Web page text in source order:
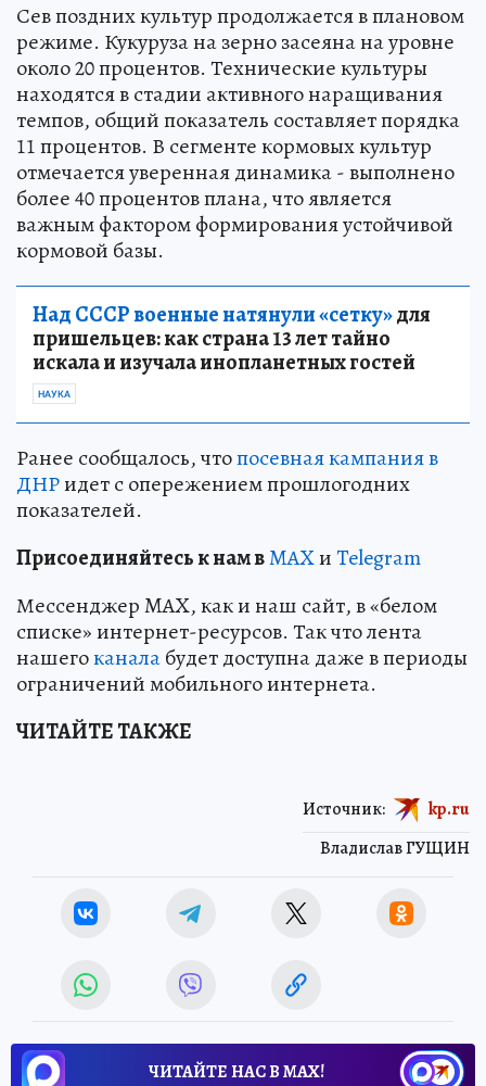
Сев поздних культур продолжается в плановом
режиме. Кукуруза на зерно засеяна на уровне
около 20 процентов. Технические культуры
находятся в стадии активного наращивания
темпов, общий показатель составляет порядка
11 процентов. В сегменте кормовых культур
отмечается уверенная динамика - выполнено
более 40 процентов плана, что является
важным фактором формирования устойчивой
кормовой базы.
Над СССР военные натянули «сетку»для
пришельцев: как страна 13 лет тайно
искала и изучала инопланетных гостей
НАУКА
Ранее сообщалось, чтопосевная кампания в
ДНРидет с опережением прошлогодних
показателей.
Присоединяйтесь к нам вMAXиTelegram
Мессенджер MAX, как и наш сайт, в «белом
списке» интернет-ресурсов. Так что лента
нашегоканалабудет доступна даже в периоды
ограничений мобильного интернета.
ЧИТАЙТЕ ТАКЖЕ
Владислав ГУЩИН
Источник: kp.ru
ЧИТАЙТЕ НАС В МАХ!